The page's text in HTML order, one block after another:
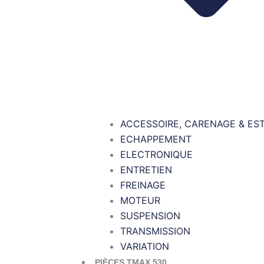
ACCESSOIRE, CARENAGE &
ECHAPPEMENT
ELECTRONIQUE
ENTRETIEN
FREINAGE
MOTEUR
SUSPENSION
TRANSMISSION
VARIATION
PIÈCES TMAX 530